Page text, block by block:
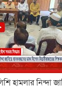
হামলার নিন্দা